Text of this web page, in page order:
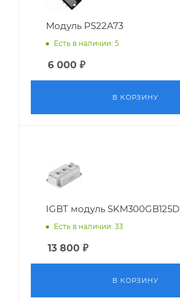
Модуль PS22A73
Есть в наличии: 5
6 000 ₽
В КОРЗИНУ
IGBT модуль SKM300GB125D
Есть в наличии: 33
13 800 ₽
В КОРЗИНУ